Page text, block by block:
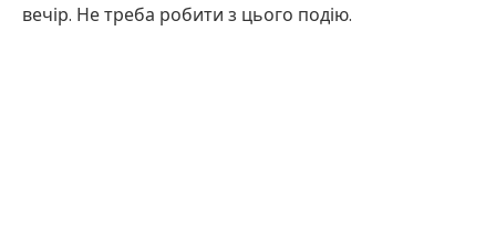
вечір. Не треба робити з цього подію.